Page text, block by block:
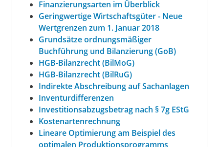
Finanzierungsarten im Überblick
Geringwertige Wirtschaftsgüter - Neue
Wertgrenzen zum 1. Januar 2018
Grundsätze ordnungsmäßiger
Buchführung und Bilanzierung (GoB)
HGB-Bilanzrecht (BilMoG)
HGB-Bilanzrecht (BilRuG)
Indirekte Abschreibung auf Sachanlagen
Inventurdifferenzen
Investitionsabzugsbetrag nach § 7g EStG
Kostenartenrechnung
Lineare Optimierung am Beispiel des
optimalen Produktionsprogramms